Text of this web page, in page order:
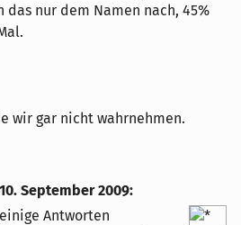
das nur dem Namen nach, 45%
wir gar nicht wahrnehmen.
September 2009:
Antworten